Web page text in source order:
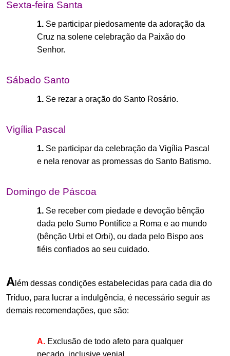
Sexta-feira Santa
1. Se participar piedosamente da adoração da
Cruz na solene celebração da Paixão do
Senhor.
Sábado Santo
1. Se rezar a oração do Santo Rosário.
Vigília Pascal
1. Se participar da celebração da Vigília Pascal
e nela renovar as promessas do Santo Batismo.
Domingo de Páscoa
1. Se receber com piedade e devoção bênção
dada pelo Sumo Pontífice a Roma e ao mundo
(bênção Urbi et Orbi), ou dada pelo Bispo aos
fiéis confiados ao seu cuidado.
A lém dessas condições estabelecidas para cada dia do
Tríduo, para lucrar a indulgência, é necessário seguir as
demais recomendações, que são:
A. Exclusão de todo afeto para qualquer
pecado, inclusive venial.